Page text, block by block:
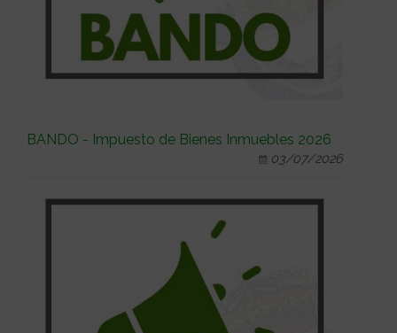
BANDO - Impuesto de Bienes Inmuebles 2026
03/07/2026